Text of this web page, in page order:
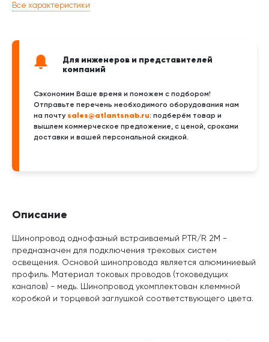
Все характеристики
Для инженеров и представителей
компаний
Сэкономим Ваше время и поможем с подбором!
Отправьте перечень необходимого оборудования нам
на почту sales@atlantsnab.ru: подберём товар и
вышлем коммерческое предложение, с ценой, сроками
доставки и вашей персональной скидкой.
Описание
Шинопровод однофазный встраиваемый PTR/R 2M -
предназначен для подключения трековых систем
освещения. Основой шинопровода является алюминиевый
профиль. Материал токовых проводов (токоведущих
каналов) - медь. Шинопровод укомплектован клеммной
коробкой и торцевой заглушкой соответствующего цвета.